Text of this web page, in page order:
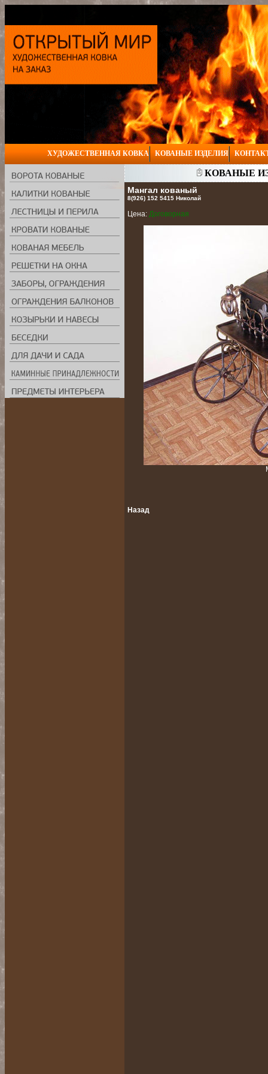
ХУДОЖЕСТВЕННАЯ КОВКА КОВАНЫЕ ИЗДЕЛИЯ
КОВАНЫЕ
Мангал кованый
8(926) 152 5415 Николай
Цена: Договорная
Назад